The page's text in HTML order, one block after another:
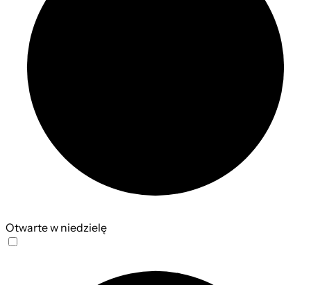
Otwarte w niedzielę